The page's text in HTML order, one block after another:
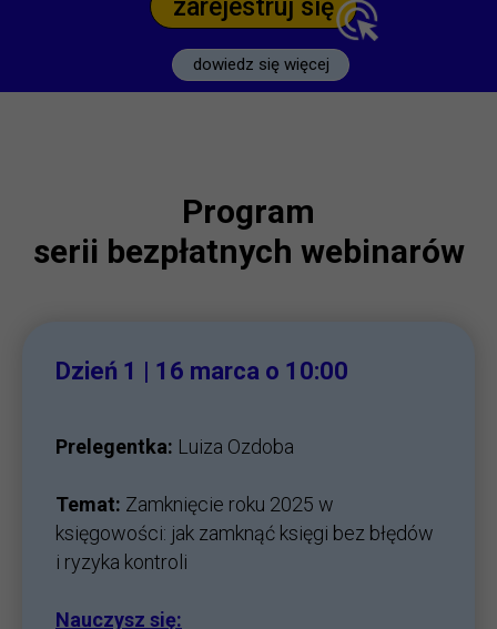
zarejestruj się
dowiedz się więcej
Program
serii bezpłatnych webinarów
Dzień 1 | 16 marca o 10:00
Prelegentka: Luiza Ozdoba
Temat: Zamknięcie roku 2025 w
księgowości: jak zamknąć księgi bez błędów
i ryzyka kontroli
Nauczysz się: